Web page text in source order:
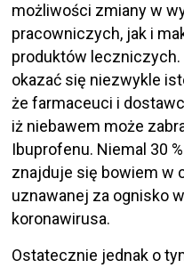
możliwości zmiany w
pracowniczych, jak i
produktów leczniczych.
okazać się niezwykle
że farmaceuci i
iż niebawem może
Ibuprofenu. Niemal 30
znajduje się bowiem w
uznawanej za ognisko
koronawirusa.
Ostatecznie jednak o